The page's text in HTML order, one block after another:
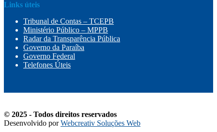
Links úteis
Tribunal de Contas – TCEPB
Ministério Público – MPPB
Radar da Transparência Pública
Governo da Paraíba
Governo Federal
Telefones Úteis
© 2025 - Todos direitos reservados
Desenvolvido porWebcreativ Soluções Web